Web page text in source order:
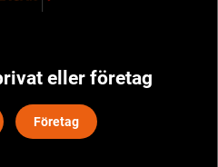
eller företag
Företag